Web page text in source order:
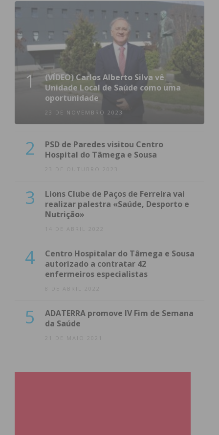
1
(VÍDEO) Carlos Alberto Silva vê
Unidade Local de Saúde como uma
oportunidade
23 DE NOVEMBRO 2023
2
PSD de Paredes visitou Centro
Hospital do Tâmega e Sousa
23 DE OUTUBRO 2023
3
Lions Clube de Paços de Ferreira vai
realizar palestra «Saúde, Desporto e
Nutrição»
14 DE ABRIL 2022
4
Centro Hospitalar do Tâmega e Sousa
autorizado a contratar 42
enfermeiros especialistas
8 DE ABRIL 2022
5
ADATERRA promove IV Fim de Semana
da Saúde
21 DE MAIO 2021